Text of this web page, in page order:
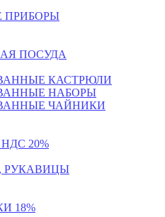
ПРИБОРЫ
ПОСУДА
КАСТРЮЛИ
НАБОРЫ
ЧАЙНИКИ
20%
РУКАВИЦЫ
18%